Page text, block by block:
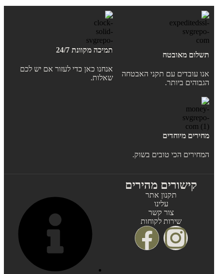
תשלום מאובטח
אנו עובדים עם תקני האבטחה
הגבוהים ביותר.
תמיכה מקוונת 24/7
אנחנו כאן כדי לעזור אם יש לכם
שאלות.
מחירים מיוחדים
המחירים הכי טובים בשוק.
קישורים מהירים
תקנון אתר
עלינו
צור קשר
שירות לקוחות